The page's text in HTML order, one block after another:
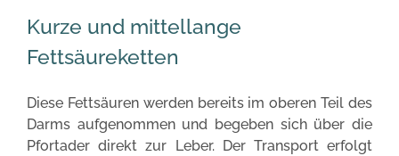
Kurze und mittellange
Fettsäureketten
Diese Fettsäuren werden bereits im oberen Teil des
Darms aufgenommen und begeben sich über die
Pfortader direkt zur Leber. Der Transport erfolgt